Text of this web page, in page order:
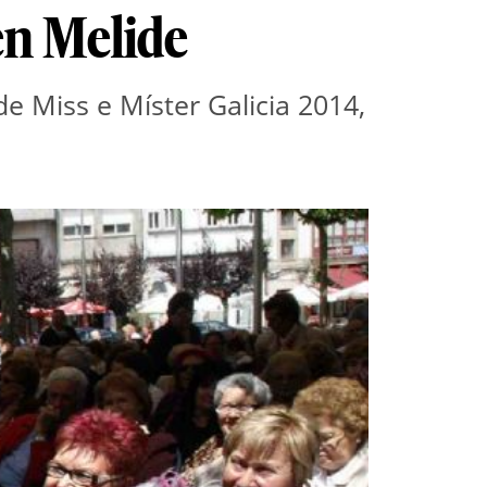
Melide
Miss e Míster Galicia 2014,